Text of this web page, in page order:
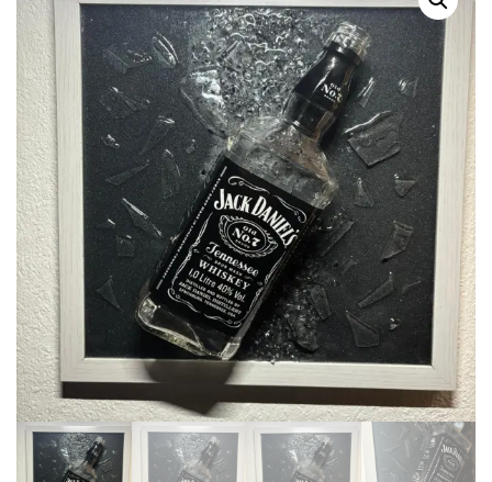
BILDERRAHMEN FLASCHENKUNST I
BILDERRAHMEN